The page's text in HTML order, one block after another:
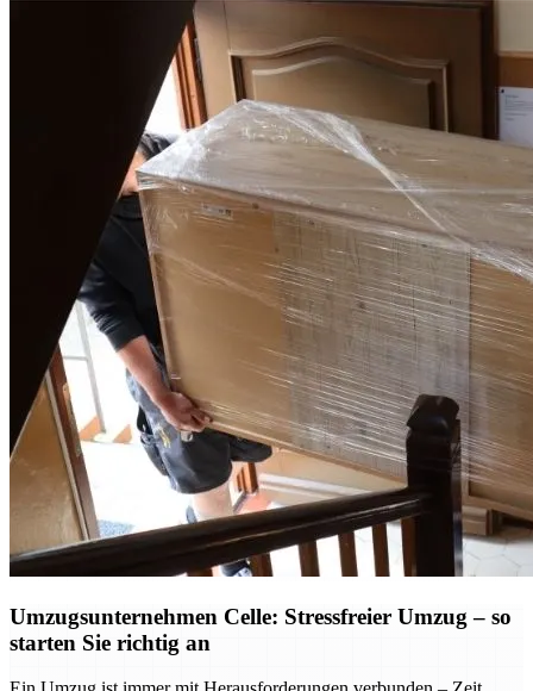
Umzugsunternehmen Celle: Stressfreier Umzug – so
starten Sie richtig an